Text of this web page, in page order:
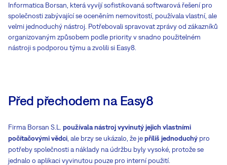
Informatica Borsan, která vyvíjí sofistikovaná softwarová řešení pro
společnosti zabývající se oceněním nemovitostí, používala vlastní, ale
velmi jednoduchý nástroj. Potřebovali spravovat zprávy od zákazníků
organizovaným způsobem podle priority v snadno použitelném
nástroji s podporou týmu a zvolili si Easy8.
Před přechodem na Easy8
Firma Borsan S.L. používala nástroj vyvinutý jejich vlastními
počítačovými vědci , ale brzy se ukázalo, že jepříliš jednoduchý pro
potřeby společnosti a náklady na údržbu byly vysoké, protože se
jednalo o aplikaci vyvinutou pouze pro interní použití.